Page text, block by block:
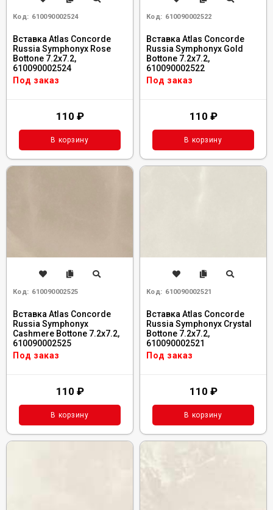
Код: 610090002524
Вставка Atlas Concorde
Russia Symphonyx Rose
Bottone 7.2x7.2,
610090002524
Под заказ
110 ₽
В корзину
Код: 610090002522
Вставка Atlas Concorde
Russia Symphonyx Gold
Bottone 7.2x7.2,
610090002522
Под заказ
110 ₽
В корзину
Код: 610090002525
Вставка Atlas Concorde
Russia Symphonyx
Cashmere Bottone 7.2x7.2,
610090002525
Под заказ
110 ₽
В корзину
Код: 610090002521
Вставка Atlas Concorde
Russia Symphonyx Crystal
Bottone 7.2x7.2,
610090002521
Под заказ
110 ₽
В корзину